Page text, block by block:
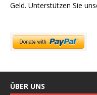
Geld. Unterstützen Sie
ÜBER UNS